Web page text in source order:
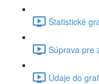
Štatistické
Súprava pre
Údaje do